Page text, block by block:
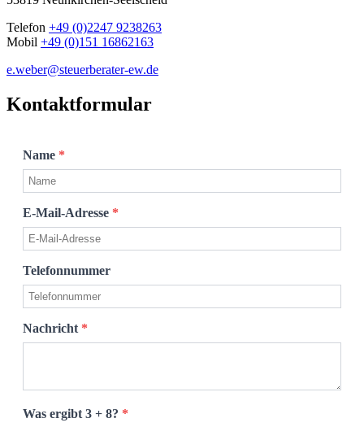
Telefon +49 (0)2247 9238263
Mobil +49 (0)151 16862163
e.weber@steuerberater-ew.de
Kontaktformular
Name *
E-Mail-Adresse *
Telefonnummer
Nachricht *
Was ergibt 3 + 8? *